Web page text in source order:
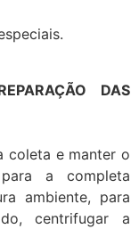
DAS
coleta e manter o
a completa
ambiente, para
centrifugar a